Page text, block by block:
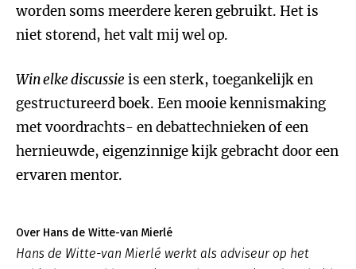
worden soms meerdere keren gebruikt. Het is
niet storend, het valt mij wel op.
Win elke discussie is een sterk, toegankelijk en
gestructureerd boek. Een mooie kennismaking
met voordrachts- en debattechnieken of een
hernieuwde, eigenzinnige kijk gebracht door een
ervaren mentor.
Over Hans de Witte-van Mierlé
Hans de Witte-van Mierlé werkt als adviseur op het